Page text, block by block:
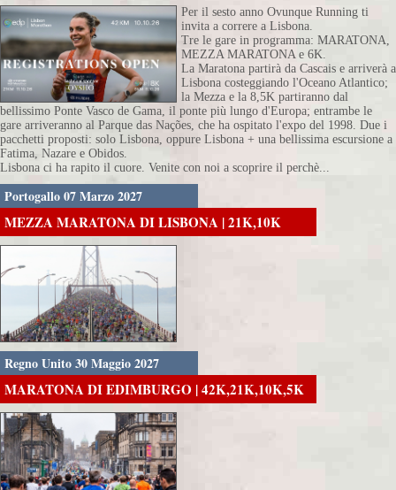
Per il sesto anno Ovunque Running ti
invita a correre a Lisbona.
Tre le gare in programma: MARATONA,
MEZZA MARATONA e 6K.
La Maratona partirà da Cascais e arriverà a
Lisbona costeggiando l'Oceano Atlantico;
la Mezza e la 8,5K partiranno dal
bellissimo Ponte Vasco de Gama, il ponte più lungo d'Europa; entrambe le
gare arriveranno al Parque das Nações, che ha ospitato l'expo del 1998. Due i
pacchetti proposti: solo Lisbona, oppure Lisbona + una bellissima escursione a
Fatima, Nazare e Obidos.
Lisbona ci ha rapito il cuore. Venite con noi a scoprire il perchè...
Portogallo 07 Marzo 2027
MEZZA MARATONA DI LISBONA | 21K,10K
Regno Unito 30 Maggio 2027
MARATONA DI EDIMBURGO | 42K,21K,10K,5K